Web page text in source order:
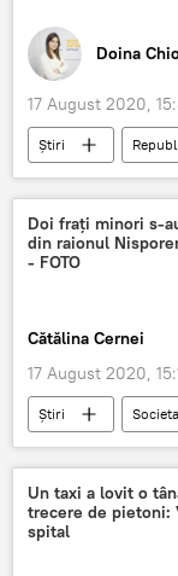
Doina
17 August 2020,
Știri
discuții
Protestele
Doi frați minori s-
din raionul
- FOTO
Cătălina Cernei
17 August 2020,
Știri
Un taxi a lovit o
trecere de pietoni:
spital